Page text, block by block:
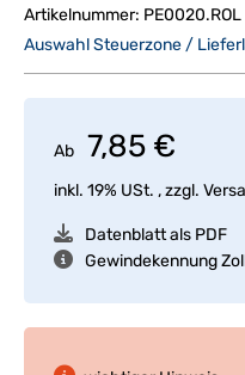
Artikelnummer: PE0020.ROL
Auswahl Steuerzone /
Ab 7,85 €
inkl. 19% USt. , zzgl.
Datenblatt als PDF
Gewindekennung